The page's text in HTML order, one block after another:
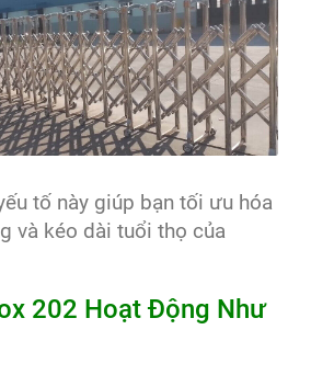
tố này giúp bạn tối ưu hóa
và kéo dài tuổi thọ của
202 Hoạt Động Như